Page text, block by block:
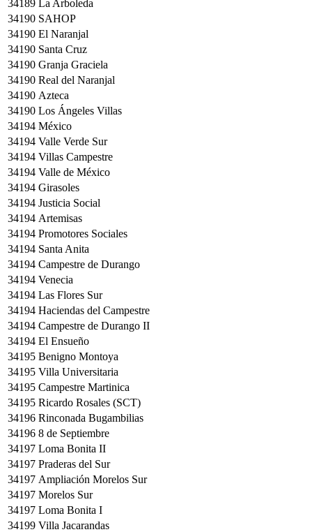
34189
La Arboleda
34190 SAHOP
34190 El Naranjal
34190 Santa Cruz
34190 Granja Graciela
34190 Real del Naranjal
34190 Azteca
34190 Los Ángeles Villas
34194 México
34194 Valle Verde Sur
34194 Villas Campestre
34194 Valle de México
34194 Girasoles
34194 Justicia Social
34194 Artemisas
34194 Promotores Sociales
34194 Santa Anita
34194 Campestre de Durango
34194 Venecia
34194 Las Flores Sur
34194 Haciendas del Campestre
34194 Campestre de Durango II
34194 El Ensueño
34195 Benigno Montoya
34195 Villa Universitaria
34195 Campestre Martinica
34195 Ricardo Rosales (SCT)
34196 Rinconada Bugambilias
34196 8 de Septiembre
34197 Loma Bonita II
34197 Praderas del Sur
34197 Ampliación Morelos Sur
34197 Morelos Sur
34197 Loma Bonita I
34199 Villa Jacarandas